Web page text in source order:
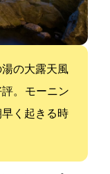
”の大露天風
。 モーニン
く起きる時